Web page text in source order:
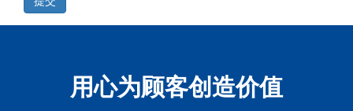
用心为顾客创造价值